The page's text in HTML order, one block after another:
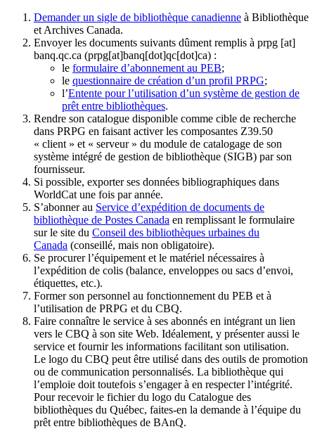
Demander un sigle de bibliothèque canadienne à Bibliothèque
et Archives Canada.
Envoyer les documents suivants dûment remplis à prpg [at]
banq.qc.ca (prpg[at]banq[dot]qc[dot]ca) :
le formulaire d’abonnement au PEB;
le questionnaire de création d’un profil PRPG;
l’Entente pour l’utilisation d’un système de gestion de
prêt entre bibliothèques.
Rendre son catalogue disponible comme cible de recherche
dans PRPG en faisant activer les composantes Z39.50
« client » et « serveur » du module de catalogage de son
système intégré de gestion de bibliothèque (SIGB) par son
fournisseur.
Si possible, exporter ses données bibliographiques dans
WorldCat une fois par année.
S’abonner au Service d’expédition de documents de
bibliothèque de Postes Canada en remplissant le formulaire
sur le site du Conseil des bibliothèques urbaines du
Canada (conseillé, mais non obligatoire).
Se procurer l’équipement et le matériel nécessaires à
l’expédition de colis (balance, enveloppes ou sacs d’envoi,
étiquettes, etc.).
Former son personnel au fonctionnement du PEB et à
l’utilisation de PRPG et du CBQ.
Faire connaître le service à ses abonnés en intégrant un lien
vers le CBQ à son site Web. Idéalement, y présenter aussi le
service et fournir les informations facilitant son utilisation.
Le logo du CBQ peut être utilisé dans des outils de promotion
ou de communication personnalisés. La bibliothèque qui
l’emploie doit toutefois s’engager à en respecter l’intégrité.
Pour recevoir le fichier du logo du Catalogue des
bibliothèques du Québec, faites-en la demande à l’équipe du
prêt entre bibliothèques de BAnQ.